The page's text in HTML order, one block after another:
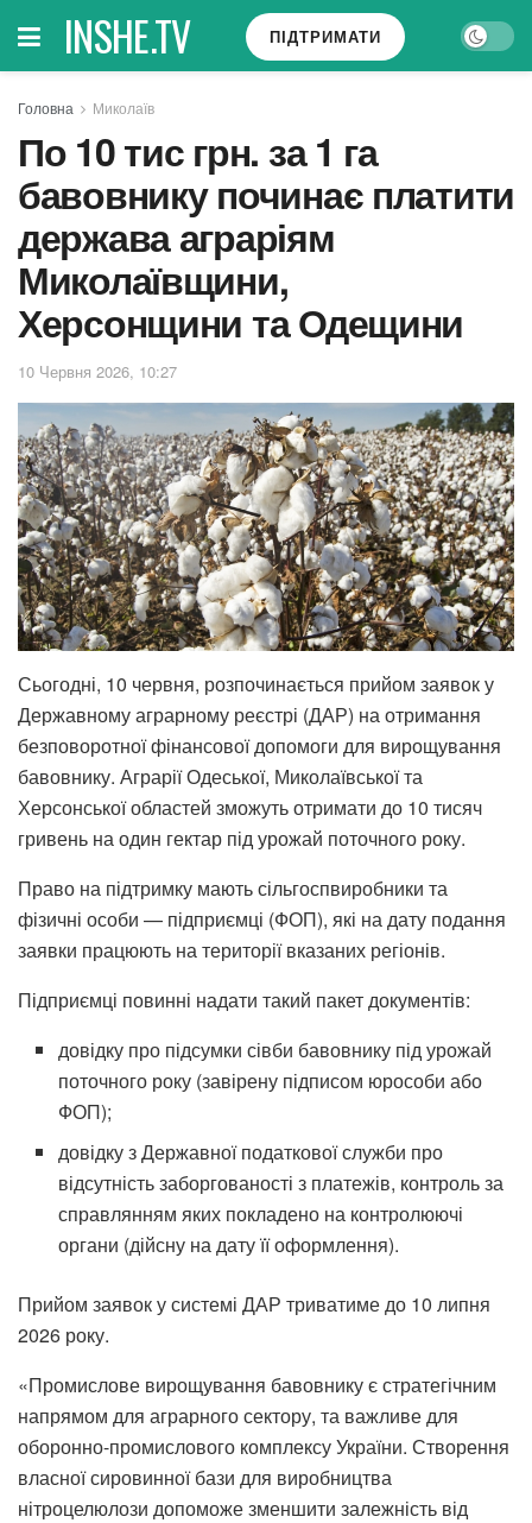
INSHE.TV ПІДТРИМАТИ
Головна Миколаїв
По 10 тис грн. за 1 га
бавовнику починає платити
держава аграріям
Миколаївщини,
Херсонщини та Одещини
10 Червня 2026, 10:27
Сьогодні, 10 червня, розпочинається прийом заявок у
Державному аграрному реєстрі (ДАР) на отримання
безповоротної фінансової допомоги для вирощування
бавовнику. Аграрії Одеської, Миколаївської та
Херсонської областей зможуть отримати до 10 тисяч
гривень на один гектар під урожай поточного року.
Право на підтримку мають сільгоспвиробники та
фізичні особи — підприємці (ФОП), які на дату подання
заявки працюють на території вказаних регіонів.
Підприємці повинні надати такий пакет документів:
довідку про підсумки сівби бавовнику під урожай
поточного року (завірену підписом юрособи або
ФОП);
довідку з Державної податкової служби про
відсутність заборгованості з платежів, контроль за
справлянням яких покладено на контролюючі
органи (дійсну на дату її оформлення).
Прийом заявок у системі ДАР триватиме до 10 липня
2026 року.
«Промислове вирощування бавовнику є стратегічним
напрямом для аграрного сектору, та важливе для
оборонно-промислового комплексу України. Створення
власної сировинної бази для виробництва
нітроцелюлози допоможе зменшити залежність від